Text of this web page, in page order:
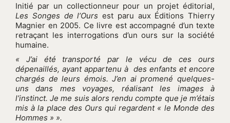
Initié par un collectionneur pour un projet éditorial,
Les Songes de l’Ours est paru aux Éditions Thierry
Magnier en 2005. Ce livre est accompagné d’un texte
retraçant les interrogations d’un ours sur la société
humaine.
« J’ai été transporté par le vécu de ces ours
dépenaillés, ayant appartenu à des enfants et encore
chargés de leurs émois. J’en ai promené quelques-
uns dans mes voyages, réalisant les images à
l’instinct. Je me suis alors rendu compte que je m’étais
mis à la place des Ours qui regardent « le Monde des
Hommes » ».